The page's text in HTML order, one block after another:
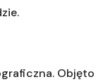
Objęto